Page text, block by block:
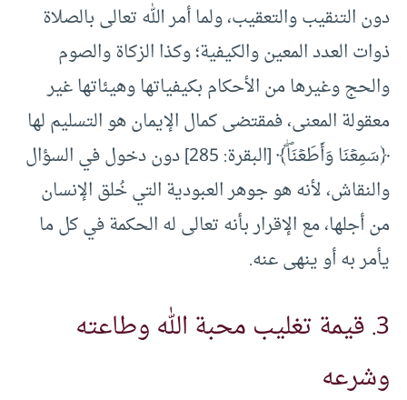
دون التنقيب والتعقيب، ولما أمر الله تعالى بالصلاة
ذوات العدد المعين والكيفية؛ وكذا الزكاة والصوم
والحج وغيرها من الأحكام بكيفياتها وهيئاتها غير
معقولة المعنى، فمقتضى كمال الإيمان هو التسليم لها
﴿سَمِعۡنَا وَأَطَعۡنَاۖ﴾ [البقرة: 285] دون دخول في السؤال
والنقاش، لأنه هو جوهر العبودية التي خُلق الإنسان
من أجلها، مع الإقرار بأنه تعالى له الحكمة في كل ما
يأمر به أو ينهى عنه.
3. قيمة تغليب محبة الله وطاعته
وشرعه